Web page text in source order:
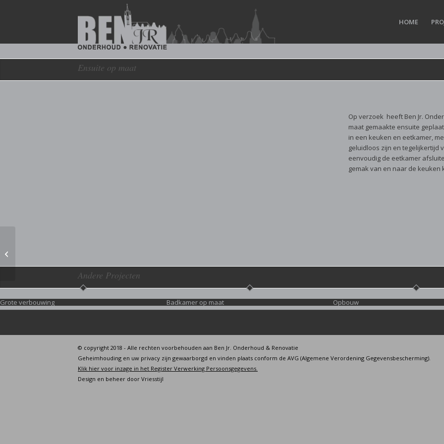
HOME
Ensuite op maat
Op verzoek heeft Ben Jr.
maat gemaakte ensuite
in een keuken en eetkamer,
geluidloos zijn en tegelijkertijd
eenvoudig de eetkamer
gemak van en naar de keuken
Andere Projecten
Grote verbouwing Badkamer op maat Opbouw
© copyright 2018 - Alle rechten voorbehouden aan Ben Jr. Onderhoud & Renovatie
Geheimhouding en uw privacy zijn gewaarborgd en vinden plaats conform de AVG (Algemene Verordening Gegevensbescherming).
Klik hier voor inzage in het Register Verwerking Persoonsgegevens.
Design en beheer door Vriesstijl